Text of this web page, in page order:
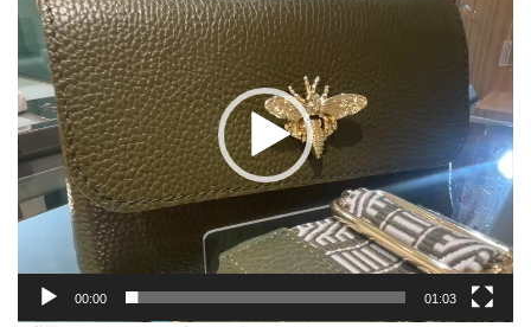
レ
ー
ヤ
ー
00:00 01:03